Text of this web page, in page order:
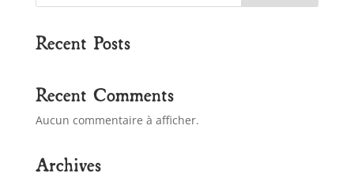
Recent Posts
Recent Comments
Aucun commentaire à afficher.
Archives